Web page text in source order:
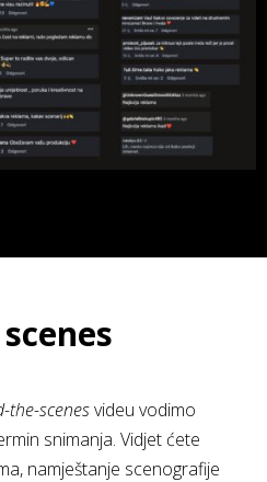
the-scenesvideu vodimo
snimanja. Vidjet ćete
namještanje scenografije